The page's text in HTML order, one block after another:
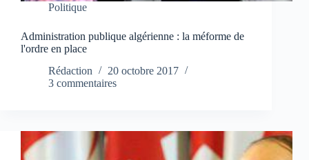
Politique
Administration publique algérienne : la méforme de
l'ordre en place
Rédaction
20 octobre 2017
3 commentaires